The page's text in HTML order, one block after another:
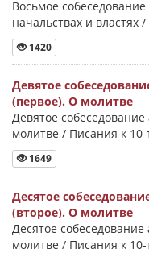
Восьмое
начальствах и властях
1420
Девятое
(первое). О молитве
Девятое
молитве / Писания к 10-
1649
Десятое
(второе). О молитве
Десятое
молитве / Писания к 10-